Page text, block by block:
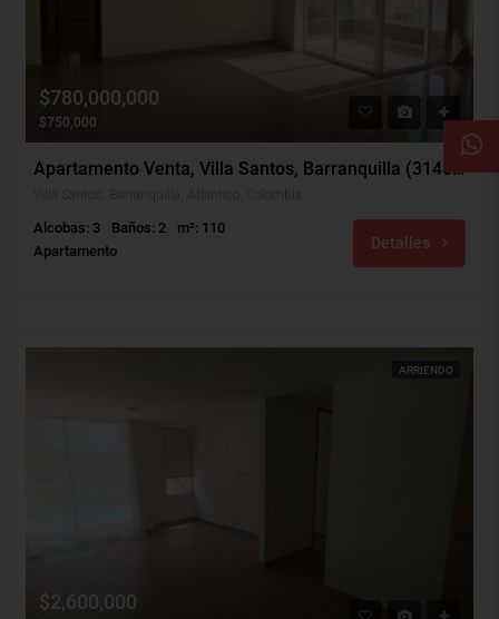
$780,000,000
$750,000
Apartamento Venta, Villa Santos, Barranquilla (31465v)
Alcobas: 3 Baños: 2
m²: 110
Apartamento
Detalles
ARRIENDO
$2,600,000